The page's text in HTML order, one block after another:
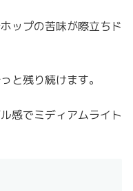
ップの苦味が際立ちド
と残り続けます。
感でミディアムライト